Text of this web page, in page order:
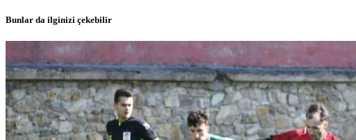
Bunlar da ilginizi çekebilir